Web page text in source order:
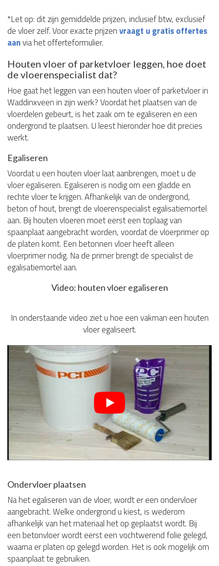
*Let op: dit zijn gemiddelde prijzen, inclusief btw, exclusief
de vloer zelf. Voor exacte prijzenvraagt u gratis offertes
aanvia het offerteformulier.
Houten vloer of parketvloer leggen, hoe doet
de vloerenspecialist dat?
Hoe gaat het leggen van een houten vloer of parketvloer in
Waddinxveen in zijn werk? Voordat het plaatsen van de
vloerdelen gebeurt, is het zaak om te egaliseren en een
ondergrond te plaatsen. U leest hieronder hoe dit precies
werkt.
Egaliseren
Voordat u een houten vloer laat aanbrengen, moet u de
vloer egaliseren. Egaliseren is nodig om een gladde en
rechte vloer te krijgen. Afhankelijk van de ondergrond,
beton of hout, brengt de vloerenspecialist egalisatiemortel
aan. Bij houten vloeren moet eerst een toplaag van
spaanplaat aangebracht worden, voordat de vloerprimer op
de platen komt. Een betonnen vloer heeft alleen
vloerprimer nodig. Na de primer brengt de specialist de
egalisatiemortel aan.
Video: houten vloer egaliseren
In onderstaande video ziet u hoe een vakman een houten
vloer egaliseert.
Ondervloer plaatsen
Na het egaliseren van de vloer, wordt er een ondervloer
aangebracht. Welke ondergrond u kiest, is wederom
afhankelijk van het materiaal het op geplaatst wordt. Bij
een betonvloer wordt eerst een vochtwerend folie gelegd,
waarna er platen op gelegd worden. Het is ook mogelijk om
spaanplaat te gebruiken.